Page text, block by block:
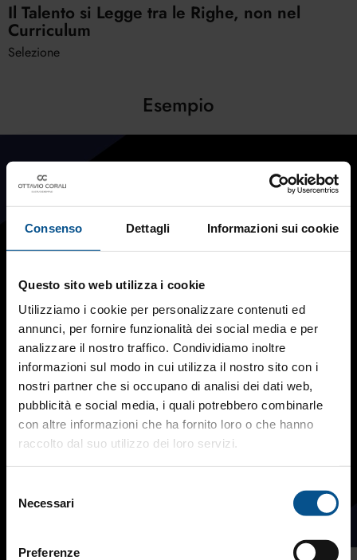
Consenso Dettagli Informazioni sui cookie
Questo sito web utilizza i cookie
Utilizziamo i cookie per personalizzare contenuti ed
annunci, per fornire funzionalità dei social media e per
analizzare il nostro traffico. Condividiamo inoltre
informazioni sul modo in cui utilizza il nostro sito con i
nostri partner che si occupano di analisi dei dati web,
pubblicità e social media, i quali potrebbero combinarle
con altre informazioni che ha fornito loro o che hanno
raccolto dal suo utilizzo dei loro servizi.
delNecessari
Preferenze
Il Talento si Legge tra le Righe, non nel
Curriculum
Selezione
Esempio